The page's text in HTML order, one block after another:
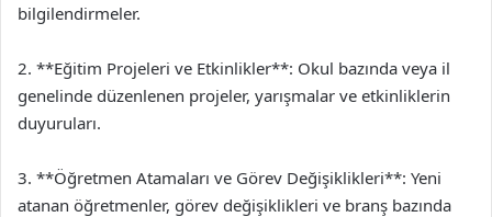
bilgilendirmeler.
2. **Eğitim Projeleri ve Etkinlikler**: Okul bazında veya il
genelinde düzenlenen projeler, yarışmalar ve etkinliklerin
duyuruları.
3. **Öğretmen Atamaları ve Görev Değişiklikleri**: Yeni
atanan öğretmenler, görev değişiklikleri ve branş bazında